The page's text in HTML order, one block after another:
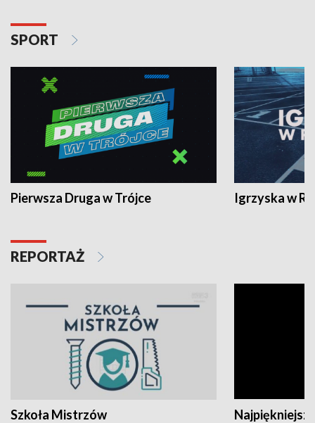
SPORT
Pierwsza Druga w Trójce Igrzyska w
REPORTAŻ
Szkoła Mistrzów